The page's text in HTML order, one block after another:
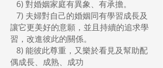
6) 對婚姻家庭有異象、有承擔。
7) 夫婦對自己的婚姻同有學習成長及
讓它更美好的意願，並且持續的追求學
習，改進彼此的關係。
8) 能彼此尊重，又樂於看見及幫助配
偶成長、成熟、成功